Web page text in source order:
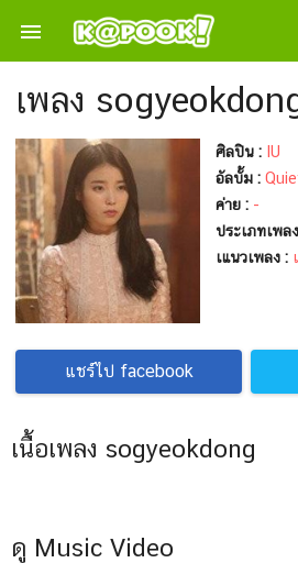

เพลง
ศิลปิน : IU
อัลบั้ม :
ค่าย : -
ประเภทเพล
เแนวเพลง :
แชร์ไป facebook
เนื้อเพลง sogyeokdong
ดู Music Video